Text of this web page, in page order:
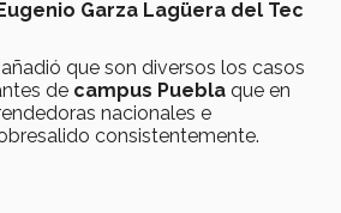
Garza Lagüera del Tec
añadió que son diversos los casos
de campus Puebla que en
nacionales e
consistentemente.